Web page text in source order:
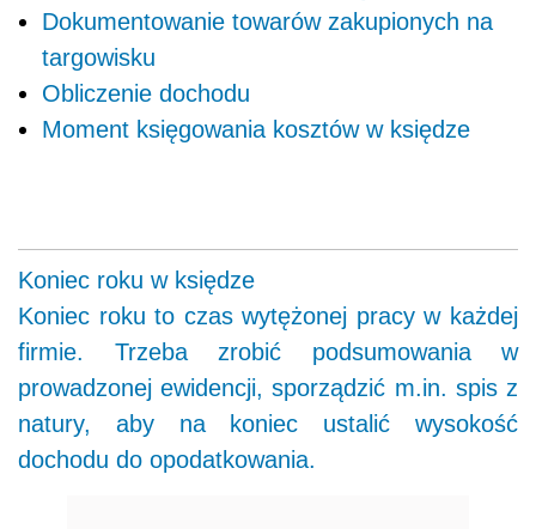
Dokumentowanie towarów zakupionych na
targowisku
Obliczenie dochodu
Moment księgowania kosztów w księdze
Koniec roku w księdze
Koniec roku to czas wytężonej pracy w każdej
firmie. Trzeba zrobić podsumowania w
prowadzonej ewidencji, sporządzić m.in. spis z
natury, aby na koniec ustalić wysokość
dochodu do opodatkowania.